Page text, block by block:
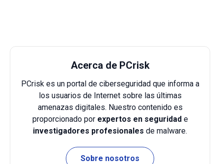
Acerca de PCrisk
PCrisk es un portal de ciberseguridad que informa a
los usuarios de Internet sobre las últimas
amenazas digitales. Nuestro contenido es
proporcionado por expertos en seguridad e
investigadores profesionales de malware.
Sobre nosotros